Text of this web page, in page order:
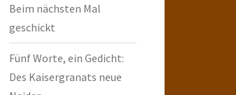
Beim nächsten Mal
geschickt
Fünf Worte, ein Gedicht:
Des Kaisergranats neue